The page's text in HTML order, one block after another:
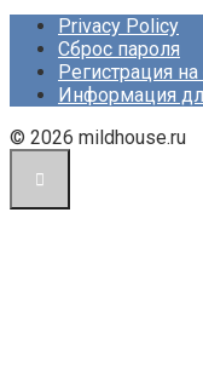
Privacy Policy
Сброс пароля
Регистрация на
Информация
© 2026 mildhouse.ru